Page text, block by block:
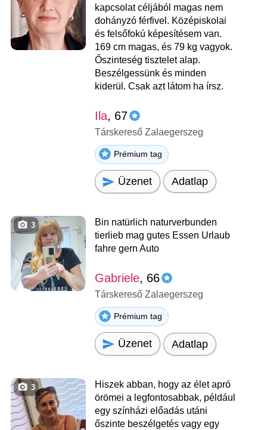
kapcsolat céljából magas nem
dohányzó férfivel. Középiskolai
és felsőfokú képesítésem van.
169 cm magas, és 79 kg vagyok.
Őszinteség tisztelet alap.
Beszélgessünk és minden
kiderül. Csak azt látom ha írsz.
Ila, 67
Társkereső Zalaegerszeg
Prémium tag
Üzenet Adatlap
3
Bin natürlich naturverbunden
tierlieb mag gutes Essen Urlaub
fahre gern Auto
Gabriele, 66
Társkereső Zalaegerszeg
Prémium tag
Üzenet Adatlap
3
Hiszek abban, hogy az élet apró
örömei a legfontosabbak, például
egy színházi előadás utáni
őszinte beszélgetés vagy egy